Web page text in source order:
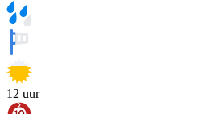
12 uur